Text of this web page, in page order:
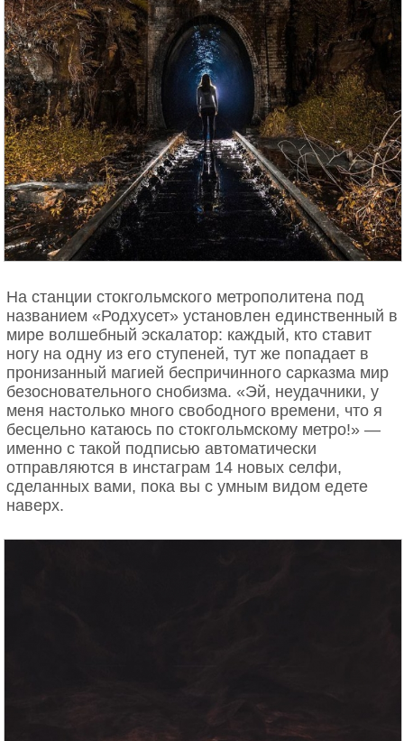
На станции стокгольмского метрополитена под
названием «Родхусет» установлен единственный в
мире волшебный эскалатор: каждый, кто ставит
ногу на одну из его ступеней, тут же попадает в
пронизанный магией беспричинного сарказма мир
безосновательного снобизма. «Эй, неудачники, у
меня настолько много свободного времени, что я
бесцельно катаюсь по стокгольмскому метро!» —
именно с такой подписью автоматически
отправляются в инстаграм 14 новых селфи,
сделанных вами, пока вы с умным видом едете
наверх.